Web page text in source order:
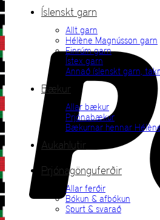
Íslenskt garn
Allt garn
Hélène Magnússon garn
Einrúm garn
Ístex garn
Annað íslenskt garn,
Bækur
Allar bækur
Prjónabækur
Bækurnar hennar
Aukahlutir
Prjónagönguferðir
Allar ferðir
Bókun & afbókun
Spurt & svarað